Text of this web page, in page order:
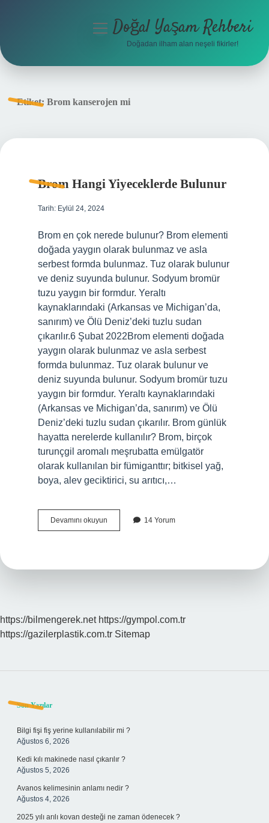
menüyüDoğal Yaşam Rehberi
Doğadan ilham alan neşeli fikirler!
Etiket: Brom kanserojen mi
Brom Hangi Yiyeceklerde Bulunur
Tarih: Eylül 24, 2024
Brom en çok nerede bulunur? Brom elementi
doğada yaygın olarak bulunmaz ve asla
serbest formda bulunmaz. Tuz olarak bulunur
ve deniz suyunda bulunur. Sodyum bromür
tuzu yaygın bir formdur. Yeraltı
kaynaklarındaki (Arkansas ve Michigan’da,
sanırım) ve Ölü Deniz’deki tuzlu sudan
çıkarılır.6 Şubat 2022Brom elementi doğada
yaygın olarak bulunmaz ve asla serbest
formda bulunmaz. Tuz olarak bulunur ve
deniz suyunda bulunur. Sodyum bromür tuzu
yaygın bir formdur. Yeraltı kaynaklarındaki
(Arkansas ve Michigan’da, sanırım) ve Ölü
Deniz’deki tuzlu sudan çıkarılır. Brom günlük
hayatta nerelerde kullanılır? Brom, birçok
turunçgil aromalı meşrubatta emülgatör
olarak kullanılan bir fümiganttır; bitkisel yağ,
boya, alev geciktirici, su arıtıcı,…
Devamını okuyun
Hangi
14 Yorum
https://bilmengerek.net https://gympol.com.tr
https://gazilerplastik.com.tr Sitemap
Sidebar
Son Yazılar
Bilgi fişi fiş yerine kullanılabilir mi ?
Ağustos 6, 2026
Kedi kılı makinede nasıl çıkarılır ?
Ağustos 5, 2026
Avanos kelimesinin anlamı nedir ?
Ağustos 4, 2026
2025 yılı arılı kovan desteği ne zaman ödenecek ?